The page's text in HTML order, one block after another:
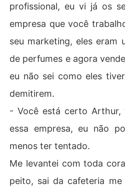
profissional, eu vi já os
empresa que você
seu marketing, eles eram
de perfumes e agora
eu não sei como eles
demitirem.
- Você está certo Arthur,
essa empresa, eu não
menos ter tentado.
Me levantei com toda
peito, sai da cafeteria